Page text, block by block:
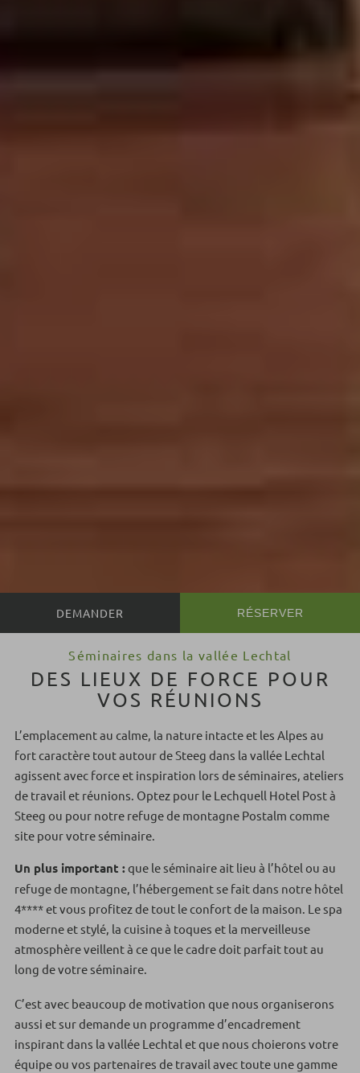
RÉSERVER
Séminaires dans la vallée Lechtal
DES LIEUX DE FORCE POUR
VOS RÉUNIONS
L’emplacement au calme, la nature intacte et les Alpes au
fort caractère tout autour de Steeg dans la vallée Lechtal
agissent avec force et inspiration lors de séminaires, ateliers
de travail et réunions. Optez pour le Lechquell Hotel Post à
Steeg ou pour notre refuge de montagne Postalm comme
site pour votre séminaire.
Un plus important :que le séminaire ait lieu à l’hôtel ou au
refuge de montagne, l’hébergement se fait dans notre hôtel
4**** et vous profitez de tout le confort de la maison. Le spa
moderne et stylé, la cuisine à toques et la merveilleuse
atmosphère veillent à ce que le cadre doit parfait tout au
long de votre séminaire.
C’est avec beaucoup de motivation que nous organiserons
aussi et sur demande un programme d’encadrement
inspirant dans la vallée Lechtal et que nous choierons votre
équipe ou vos partenaires de travail avec toute une gamme